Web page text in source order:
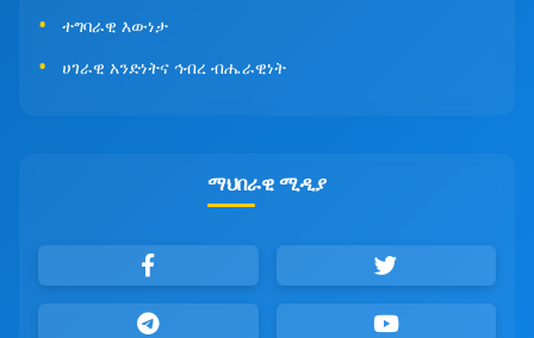
ተግባራዊ እውነታ
ሀገራዊ አንድነትና ኅብረ ብሔራዊነት
ማህበራዊ ሚዲያ